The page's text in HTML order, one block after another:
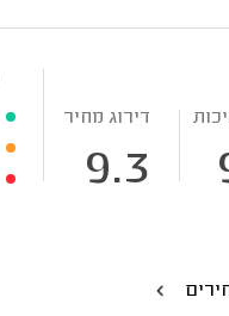
דירוג מחיר
9.3